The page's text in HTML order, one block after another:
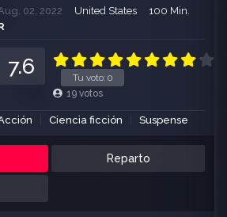
02, 2022 United States
100 Min.
Tu voto: 0
7.6
19 votos
Ciencia ficción Suspense
Reparto